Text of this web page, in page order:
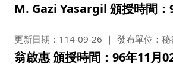
M. Gazi Yasargil 頒授時間：
更新日期：114-09-26 發布單位：秘
翁啟惠 頒授時間：96年11月